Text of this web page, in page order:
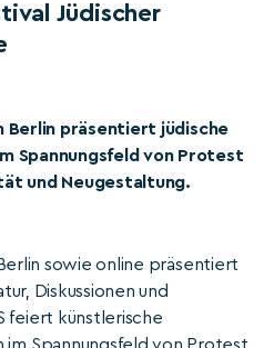
Jüdischer
Berlin präsentiert jüdische
Spannungsfeld von Protest
und Neugestaltung.
sowie online präsentiert
Diskussionen und
feiert künstlerische